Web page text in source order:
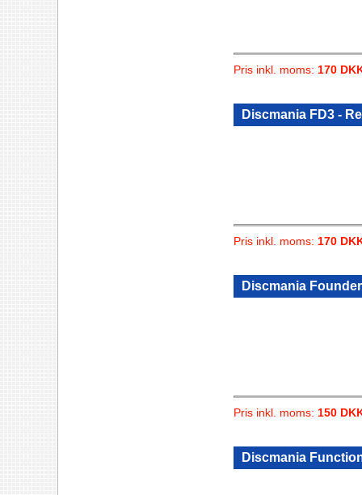
Pris inkl. moms: 170
Discmania FD3 -
Pris inkl. moms: 170
Discmania Founder
Pris inkl. moms: 150
Discmania